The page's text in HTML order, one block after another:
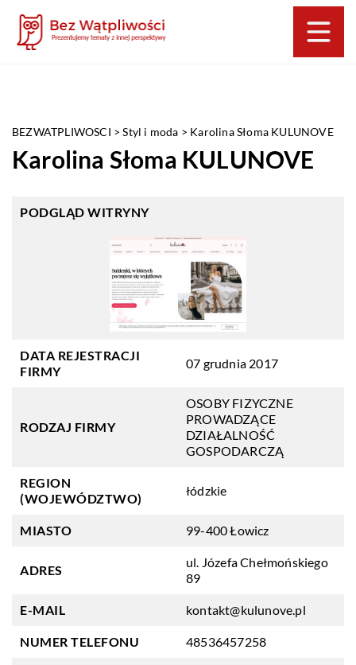
BEZWATPLIWOSCI >Styl i moda > Karolina Słoma KULUNOVE
Karolina Słoma KULUNOVE
PODGLĄD WITRYNY
DATA REJESTRACJI
FIRMY
07 grudnia 2017
RODZAJ FIRMY
OSOBY FIZYCZNE
PROWADZĄCE
DZIAŁALNOŚĆ
GOSPODARCZĄ
REGION
(WOJEWÓDZTWO)
łódzkie
MIASTO 99-400 Łowicz
ADRES
ul. Józefa Chełmońskiego
89
E-MAIL kontakt@kulunove.pl
NUMER TELEFONU 48536457258